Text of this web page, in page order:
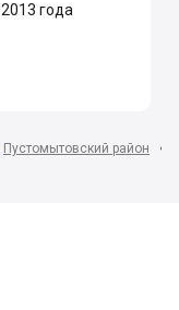
года
Пустомытовский район